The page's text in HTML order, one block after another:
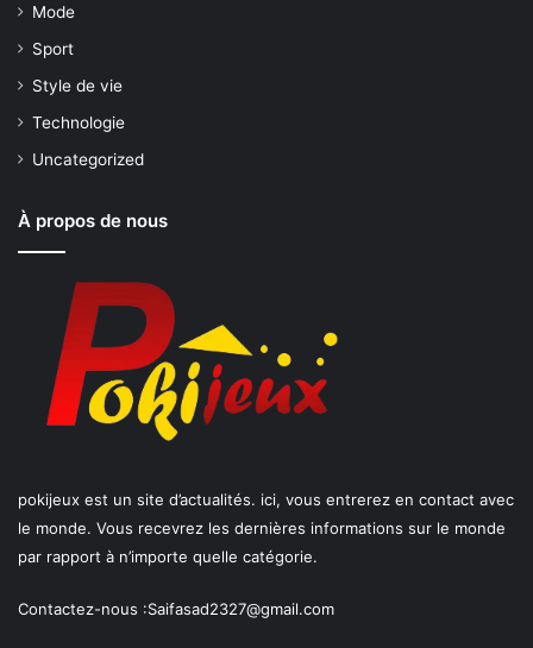
Mode
Sport
Style de vie
Technologie
Uncategorized
À propos de nous
pokijeux est un site d’actualités. ici, vous entrerez en contact avec
le monde. Vous recevrez les dernières informations sur le monde
par rapport à n’importe quelle catégorie.
Contactez-nous :Saifasad2327@gmail.com